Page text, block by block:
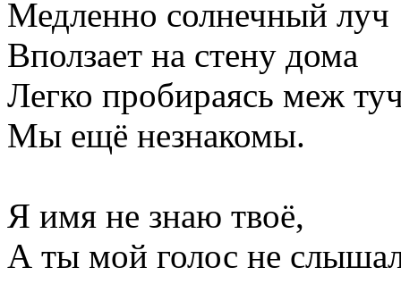
Медленно солнечный луч
Вползает на стену дома
Легко пробираясь меж
Мы ещё незнакомы.
Я имя не знаю твоё,
А ты мой голос не